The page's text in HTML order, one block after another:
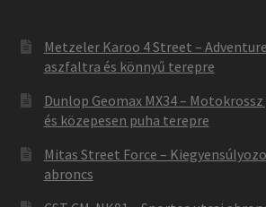
Metzeler Karoo 4 Street –
aszfaltra és könnyű terepre
Dunlop Geomax MX34 –
és közepesen puha terepre
Mitas Street Force –
abroncs